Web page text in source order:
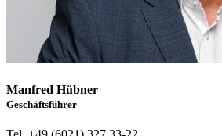
Manfred Hübner
Geschäftsführer